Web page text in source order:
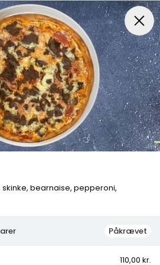
Indbagt Pizza Mexican
bearnaise, pepperoni,
Påkrævet
110,00 kr.